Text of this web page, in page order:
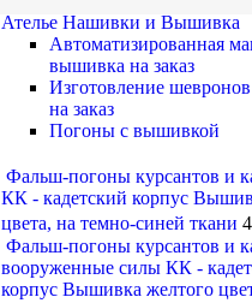
Ателье Нашивки и Вышивка
Автоматизированная
вышивка на заказ
Изготовление
на заказ
Погоны с вышивкой
Фальш-погоны курсантов и
КК - кадетский корпус
цвета, на темно-синей ткани
Фальш-погоны курсантов и
вооруженные силы КК -
корпус Вышивка желтого